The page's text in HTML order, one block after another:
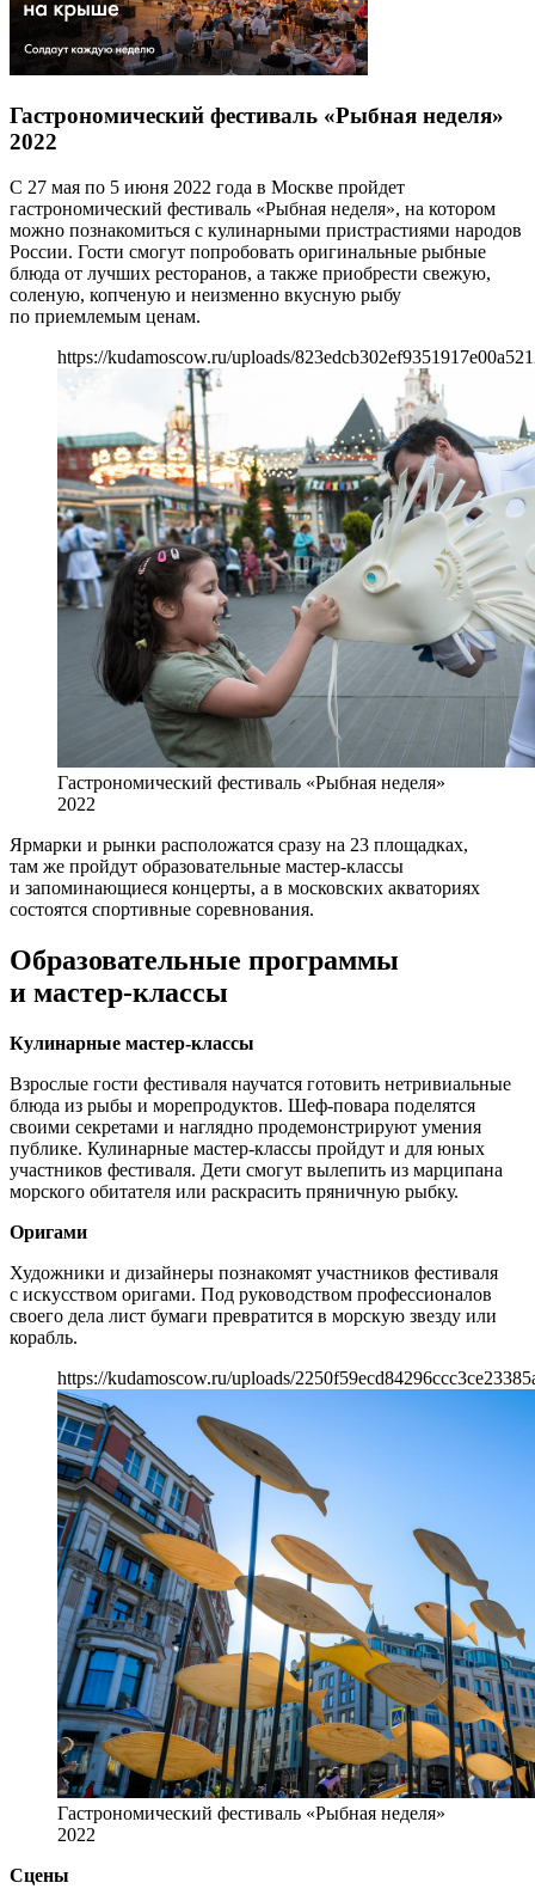
Гастрономический фестиваль «Рыбная неделя»
2022
С 27 мая по 5 июня 2022 года в Москве пройдет
гастрономический фестиваль «Рыбная неделя», на котором
можно познакомиться с кулинарными пристрастиями народов
России. Гости смогут попробовать оригинальные рыбные
блюда от лучших ресторанов, а также приобрести свежую,
соленую, копченую и неизменно вкусную рыбу
по приемлемым ценам.
https://kudamoscow.ru/uploads/
Гастрономический фестиваль «Рыбная неделя»
2022
Ярмарки и рынки расположатся сразу на 23 площадках,
там же пройдут образовательные мастер-классы
и запоминающиеся концерты, а в московских акваториях
состоятся спортивные соревнования.
Образовательные программы
и мастер-классы
Кулинарные мастер-классы
Взрослые гости фестиваля научатся готовить нетривиальные
блюда из рыбы и морепродуктов. Шеф-повара поделятся
своими секретами и наглядно продемонстрируют умения
публике. Кулинарные мастер-классы пройдут и для юных
участников фестиваля. Дети смогут вылепить из марципана
морского обитателя или раскрасить пряничную рыбку.
Оригами
Художники и дизайнеры познакомят участников фестиваля
с искусством оригами. Под руководством профессионалов
своего дела лист бумаги превратится в морскую звезду или
корабль.
https://kudamoscow.ru/uploads/
Гастрономический фестиваль «Рыбная неделя»
2022
Сцены